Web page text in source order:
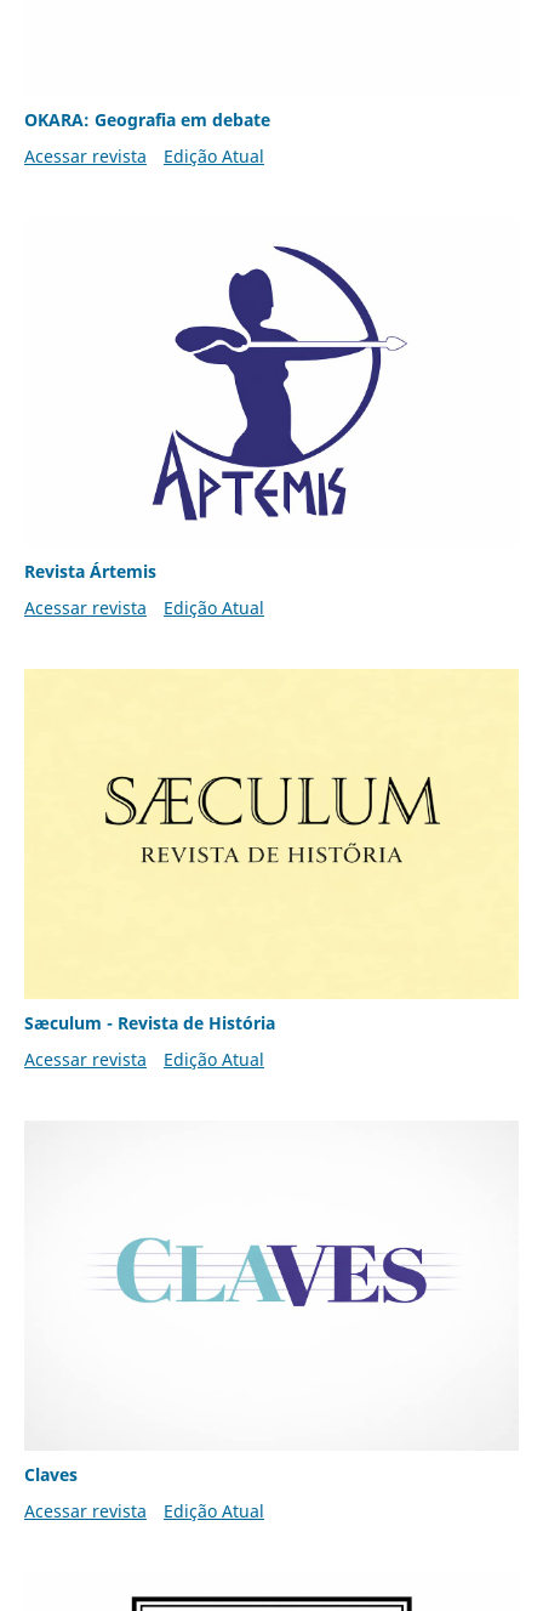
OKARA: Geografia em debate
Acessar revista
Edição Atual
Revista Ártemis
Acessar revista
Edição Atual
Sæculum - Revista de História
Acessar revista
Edição Atual
Claves
Acessar revista
Edição Atual